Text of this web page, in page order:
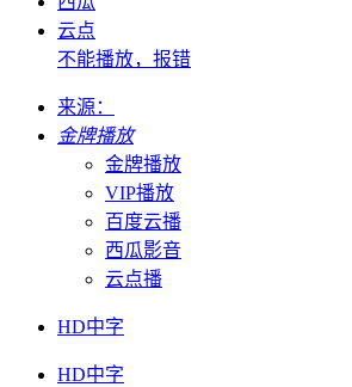
云点
不能播放，报错
来源：
金牌播放
金牌播放
VIP播放
百度云播
西瓜影音
云点播
HD中字
HD中字